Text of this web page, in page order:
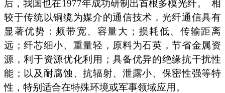
后，我国也在1977年成功研制出首根多模光纤。
相
较于传统以铜缆为媒介的通信技术，光纤通信具有
显著优势：频带宽、容量大；损耗低、传输距离
远；纤芯细小、重量轻，原料为石英，节省金属资
源，利于资源优化利用；具备优异的绝缘抗干扰性
能；以及耐腐蚀、抗辐射、泄露小、保密性强等特
性，特别适合在特殊环境或军事领域应用。